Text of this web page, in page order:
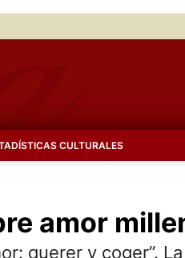
CULTURALES
amor
querer y coger”.